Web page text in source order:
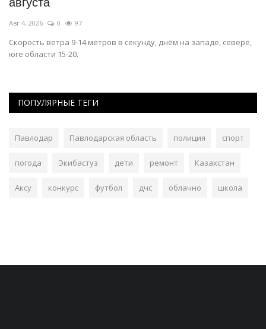
Авг 4, 2026 0 97
Скорость ветра 9-14 метров в секунду, днём на западе, севере,
юге области 15-20.
ПОПУЛЯРНЫЕ ТЕГИ
Павлодар Павлодарская область полиция спорт
погода Экибастуз дети ремонт Казахстан
Аксу конкурс футбол дчс облачно школа